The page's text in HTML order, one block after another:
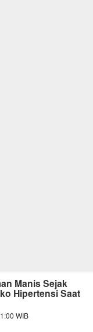
Manis Sejak
Hipertensi Saat
WIB